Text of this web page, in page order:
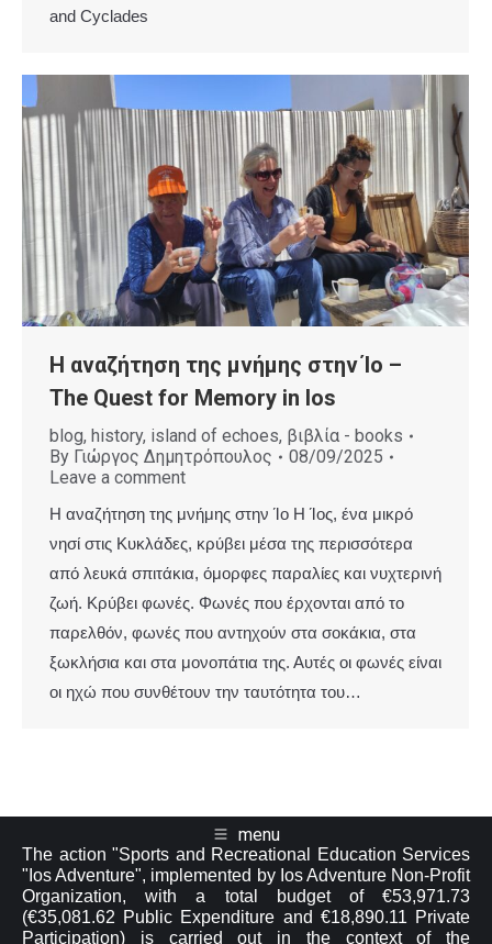
and Cyclades
Η αναζήτηση της μνήμης στην Ίο –
The Quest for Memory in Ios
blog, history, island of echoes, βιβλία - books
By Γιώργος Δημητρόπουλος
08/09/2025
Leave a comment
Η αναζήτηση της μνήμης στην Ίο Η Ίος, ένα μικρό
νησί στις Κυκλάδες, κρύβει μέσα της περισσότερα
από λευκά σπιτάκια, όμορφες παραλίες και νυχτερινή
ζωή. Κρύβει φωνές. Φωνές που έρχονται από το
παρελθόν, φωνές που αντηχούν στα σοκάκια, στα
ξωκλήσια και στα μονοπάτια της. Αυτές οι φωνές είναι
οι ηχώ που συνθέτουν την ταυτότητα του…
menu
The action "Sports and Recreational Education Services
"Ios Adventure", implemented by Ios Adventure Non-Profit
Organization, with a total budget of €53,971.73
(€35,081.62 Public Expenditure and €18,890.11 Private
Participation) is carried out in the context of the